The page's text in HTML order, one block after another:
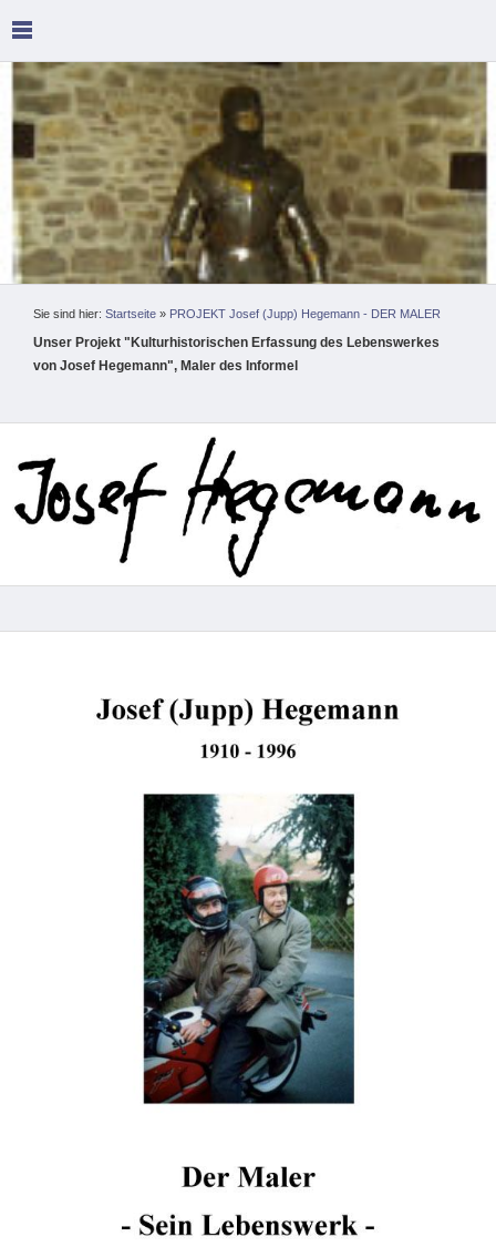
Sie sind hier: Startseite » PROJEKT Josef (Jupp) Hegemann - DER MALER
Unser Projekt "Kulturhistorischen Erfassung des Lebenswerkes
von Josef Hegemann", Maler des Informel